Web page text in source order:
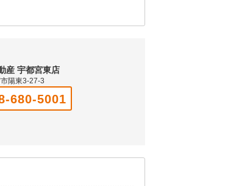
産 宇都宮東店
陽東3-27-3
680-5001